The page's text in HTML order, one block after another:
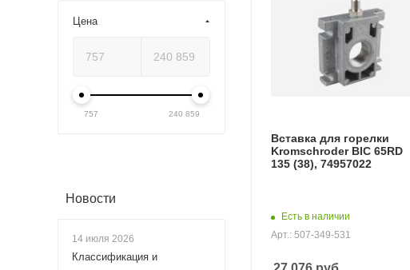
Вставка для горелки
Kromschroder BIC 65RD
135 (38), 74957022
Есть в наличии
Арт.: 507-349-531
Цена
757 240 859
Новости
14 июля 2026
Классификация и